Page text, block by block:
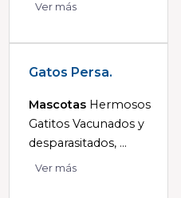
Ver más
Gatos Persa.
Mascotas Hermosos
Gatitos Vacunados y
desparasitados, ...
Ver más